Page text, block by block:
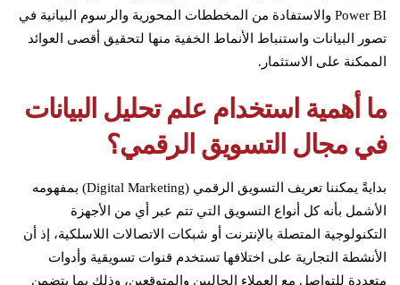
Power BI والاستفادة من المخططات المحورية والرسوم البيانية في
تصور البيانات واستنباط الأنماط الخفية منها لتحقيق أقصى العوائد
الممكنة على الاستثمار.
ما أهمية استخدام علم تحليل البيانات
في مجال التسويق الرقمي؟
بدايةً يمكننا تعريف التسويق الرقمي (Digital Marketing) بمفهومه
الأشمل بأنه كل أنواع التسويق التي تتم عبر أي من الأجهزة
التكنولوجية المتصلة بالإنترنت أو شبكات الاتصالات اللاسلكية، إذ أن
الأنشطة التجارية على اختلافها تستخدم قنوات تسويقية وأدوات
متعددة للتواصل مع العملاء الحاليين والمتوقعين، وذلك بما يتضمن